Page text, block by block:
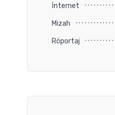
İnternet
Mizah
Röportaj